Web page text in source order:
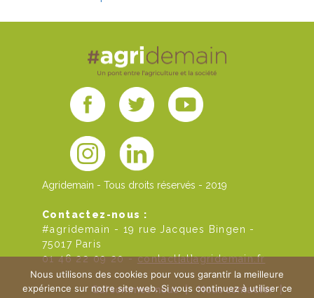
Agridemain - Tous droits réservés - 2019
Contactez-nous :
#agridemain - 19 rue Jacques Bingen -
75017 Paris
01 46 22 09 20 -contact[at]agridemain.fr
Qui sommes-nous | Nous contacter |
Nous utilisons des cookies pour vous garantir la meilleure
expérience sur notre site web. Si vous continuez à utiliser ce